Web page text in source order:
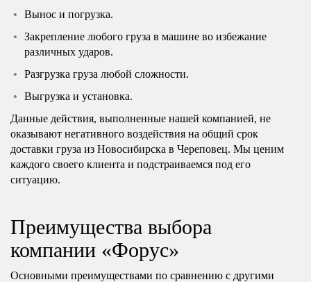
Вынос и погрузка.
Закрепление любого груза в машине во избежание
различных ударов.
Разгрузка груза любой сложности.
Выгрузка и установка.
Данные действия, выполненные нашей компанией, не
оказывают негативного воздействия на общий срок
доставки груза из Новосибирска в Череповец. Мы ценим
каждого своего клиента и подстраиваемся под его
ситуацию.
Преимущества выбора
компании «Форус»
Основными преимуществами по сравнению с другими